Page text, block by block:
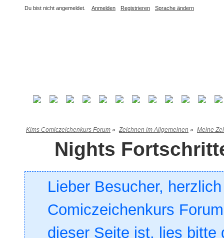
Du bist nicht angemeldet. Anmelden Registrieren Sprache ändern
Kims Comiczeichenkurs Forum » Zeichnen im Allgemeinen » Meine
Nights
Lieber Besucher,
Comiczeichenkurs
dieser Seite ist, lies bitte